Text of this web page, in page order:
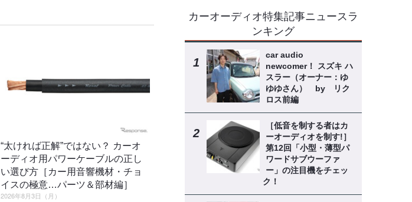
“太ければ正解”ではない？ カーオ
ーディオ用パワーケーブルの正し
い選び方［カー用音響機材・チョ
イスの極意…パーツ＆部材編］
2026年8月3日（月）
カーオーディオ特集記事ニュースラ
ンキング
car audio
newcomer！ スズキ ハ
スラー（オーナー：ゆ
ゆゆさん） by リク
ロス前編
［低音を制する者はカ
ーオーディオを制す!］
第12回「小型・薄型パ
ワードサブウーファ
ー」の注目機をチェッ
ク！